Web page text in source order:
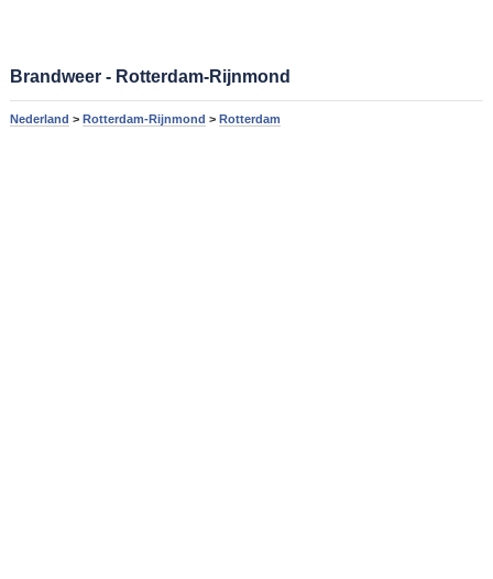
Brandweer - Rotterdam-Rijnmond
Nederland > Rotterdam-Rijnmond > Rotterdam